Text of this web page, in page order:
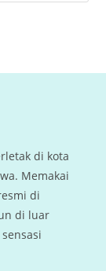
di kota
Memakai
di
di luar